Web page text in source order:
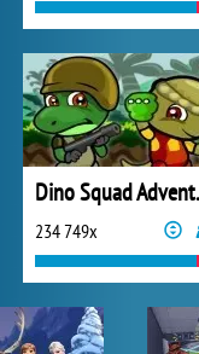
234 749x